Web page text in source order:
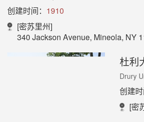
创建时间： 1910
[密苏里州]
340 Jackson Avenue, Mineola, NY
杜利
Drury
创建时
[密